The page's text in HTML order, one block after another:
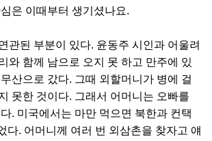
은 이때부터 생기셨나요.
관된 부분이 있다. 윤동주 시인과 어울려
와 함께 남으로 오지 못 하고 만주에 있
산으로 갔다. 그때 외할머니가 병에 걸
못한 것이다. 그래서 어머니는 오빠를
. 미국에서는 마만 먹으면 북한과 컨택
다. 어머니께 여러 번 외삼촌을 찾자고 얘